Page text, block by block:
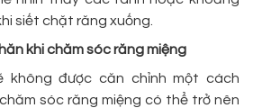
siết chặt răng xuống.
khi chăm sóc răng miệng
không được căn chỉnh một cách
sóc răng miệng có thể trở nên